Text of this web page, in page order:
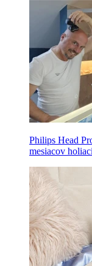
Philips Head
mesiacov